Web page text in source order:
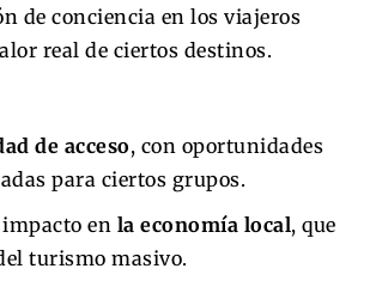
de conciencia en los viajeros
real de ciertos destinos.
de acceso, con oportunidades
para ciertos grupos.
en la economía local, que
turismo masivo.